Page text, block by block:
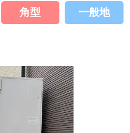
角型 一般地